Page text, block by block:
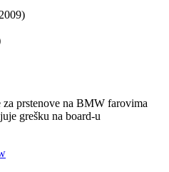
prstenove na BMW farovima
grešku na board-u